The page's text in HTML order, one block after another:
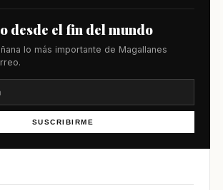
desde el fin del mundo
lo más importante de Magallanes
SUSCRIBIRME